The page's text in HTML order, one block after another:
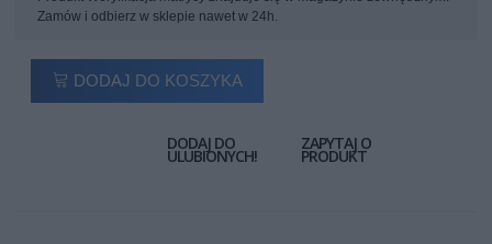
Zamów i odbierz w sklepie nawet w 24h.
DODAJ DO KOSZYKA
DODAJ DO
ULUBIONYCH!
ZAPYTAJ O
PRODUKT